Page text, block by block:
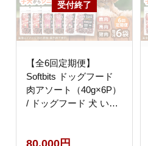
【全6回定期便】
Softbits ドッグフード
肉アソート（40g×6P）
/ ドッグフード 犬 いぬ
ト [ACAM032]
80,000円